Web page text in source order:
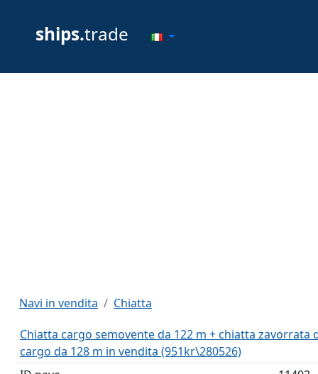
ships.trade
Navi in vendita
Chiatta
Chiatta cargo semovente da 122 m + chiatta zavorrata
cargo da 128 m in vendita (951kr\280526)